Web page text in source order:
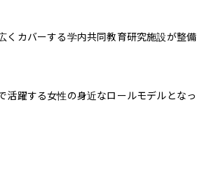
くカバーする学内共同教育研究施設が整備
躍する女性の身近なロールモデルとなっ